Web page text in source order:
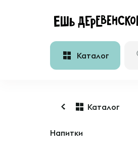
Каталог
Каталог
Напитки